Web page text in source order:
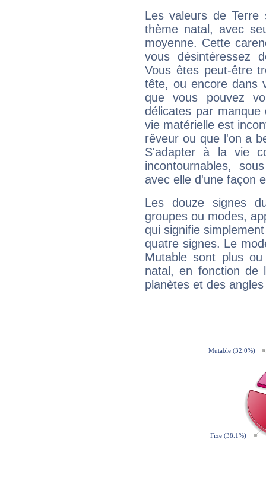
Les valeurs de Terre
thème natal, avec
moyenne. Cette
vous désintéressez
Vous êtes peut-être
tête, ou encore dans
que vous pouvez
délicates par
vie matérielle est
rêveur ou que l'on a
S'adapter à la vie
incontournables,
avec elle d'une façon
Les douze signes
groupes ou modes,
qui signifie
quatre signes. Le
Mutable sont plus
natal, en fonction de
planètes et des